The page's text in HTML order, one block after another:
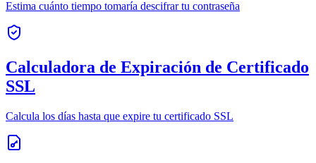
Estima cuánto tiempo tomaría descifrar tu contraseña
Calculadora de Expiración de Certificado
SSL
Calcula los días hasta que expire tu certificado SSL